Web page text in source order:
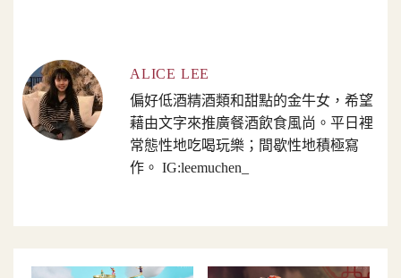
ALICE LEE
偏好低酒精酒類和甜點的金牛女，希望
藉由文字來推廣餐酒飲食風尚。平日裡
常態性地吃喝玩樂；間歇性地積極寫
作。 IG:leemuchen_